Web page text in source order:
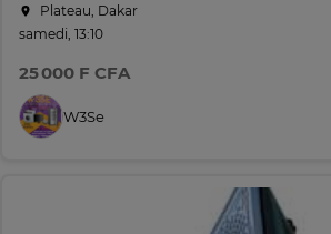
Plateau, Dakar
samedi, 13:10
25 000 F CFA
W3Se